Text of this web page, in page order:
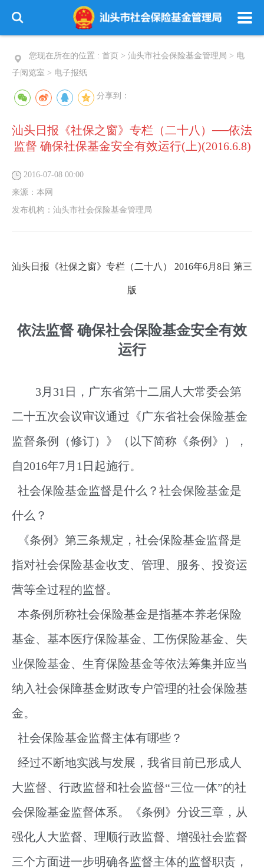
您现在所在的位置 : 首页 > 汕头市社会保险基金管理局 > 电
子阅览室 > 电子报纸
分享到：
汕头日报《社保之窗》专栏（二十八）──依法
监督 确保社保基金安全有效运行(上)(2016.6.8)
2016-07-08 00:00
来源： 本网
发布机构： 汕头市社会保险基金管理局
汕头日报《社保之窗》专栏（二十八） 2016年6月 8日 第三
版
依法监督 确保社会保险基金安全有效
运行
3月31日
，广东省第十二届人大常委会第
二十五次会议审议通过《广东省社会保险基金
监督条例（修订）》（以下简称《条例》），
自2016年7月1日起施行。
社会保险基金监督是什么？社会保险基金是
什么？
《条例》第三条规定，社会保险基金监督是
指对社会保险基金收支、管理、服务、投资运
营等全过程的监督。
本条例所称社会保险基金是指基本养老保险
基金、基本医疗保险基金、工伤保险基金、失
业保险基金、生育保险基金等依法筹集并应当
纳入社会保障基金财政专户管理的社会保险基
金。
社会保险基金监督主体有哪些？
经过不断地实践与发展，我省目前已形成人
大监督、行政监督和社会监督“三位一体”的社
会保险基金监督体系。《条例》分设三章，从
强化人大监督、理顺行政监督、增强社会监督
三个方面进一步明确各监督主体的监督职责，